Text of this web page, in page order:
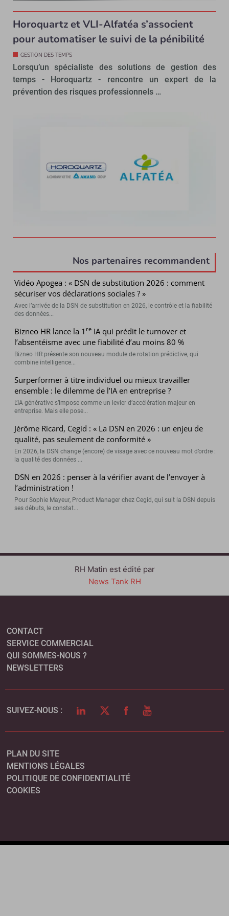
Horoquartz et VLI-Alfatéa s’associent
pour automatiser le suivi de la pénibilité
GESTION DES TEMPS
Lorsqu’un spécialiste des solutions de gestion des
temps - Horoquartz - rencontre un expert de la
prévention des risques professionnels …
Nos partenaires recommandent
Vidéo Apogea : « DSN de substitution 2026 : comment
sécuriser vos déclarations sociales ? »
Avec l’arrivée de la DSN de substitution en 2026, le contrôle et la fiabilité
des données...
Bizneo HR lance la 1 re IA qui prédit le turnover et
l’absentéisme avec une fiabilité d’au moins 80 %
Bizneo HR présente son nouveau module de rotation prédictive, qui
combine intelligence...
Surperformer à titre individuel ou mieux travailler
ensemble : le dilemme de l’IA en entreprise ?
L’IA générative s’impose comme un levier d’accélération majeur en
entreprise. Mais elle pose...
Jérôme Ricard, Cegid : « La DSN en 2026 : un enjeu de
qualité, pas seulement de conformité »
En 2026, la DSN change (encore) de visage avec ce nouveau mot d’ordre :
la qualité des données ...
DSN en 2026 : penser à la vérifier avant de l’envoyer à
l’administration !
Pour Sophie Mayeur, Product Manager chez Cegid, qui suit la DSN depuis
ses débuts, le constat...
RH Matin est édité par
News Tank RH
CONTACT
SERVICE COMMERCIAL
QUI SOMMES-NOUS ?
NEWSLETTERS
SUIVEZ-NOUS : LINKEDINTWITTERFACEBOOK
YOUTUBE
PLAN DU SITE
MENTIONS LÉGALES
POLITIQUE DE CONFIDENTIALITÉ
COOKIES